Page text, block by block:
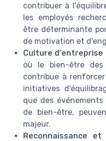
contribuer à
les employés
être déterminante
de motivation et
Culture d'entreprise
où le bien-être
contribue à
initiatives
que des
de bien-être,
majeur.
Reconnaissance et